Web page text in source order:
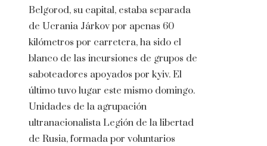
Belgorod, su capital, estaba separada
de Ucrania Járkov por apenas 60
kilómetros por carretera, ha sido el
blanco de las incursiones de grupos de
saboteadores apoyados por kyiv. El
último tuvo lugar este mismo domingo.
Unidades de la agrupación
ultranacionalista Legión de la libertad
de Rusia, formada por voluntarios